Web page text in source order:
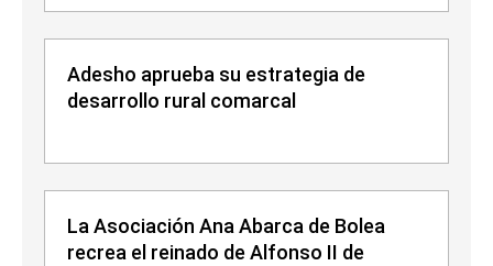
Adesho aprueba su estrategia de
desarrollo rural comarcal
La Asociación Ana Abarca de Bolea
recrea el reinado de Alfonso II de